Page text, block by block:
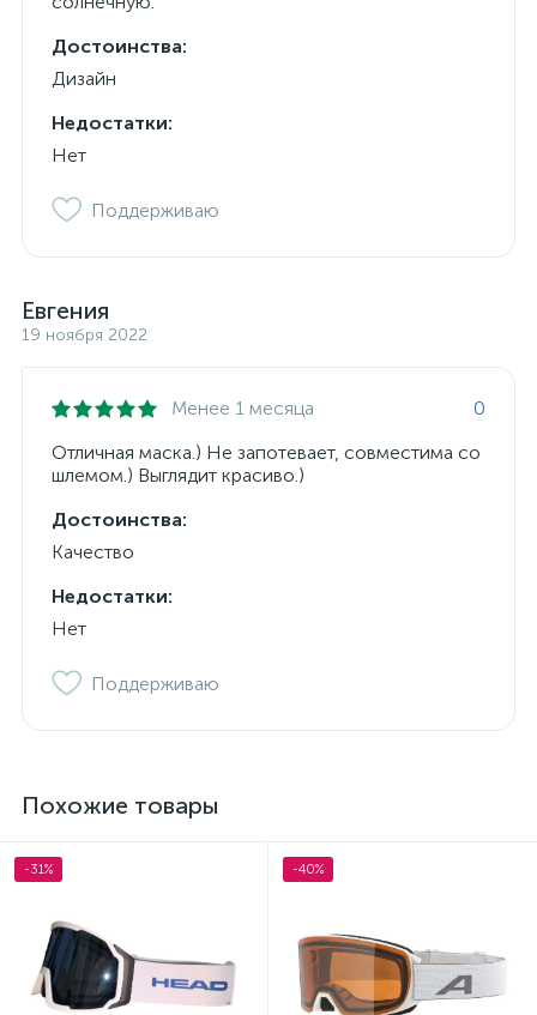
Достоинства:
Дизайн
Недостатки:
Нет
Поддерживаю
Евгения
19 ноября 2022
Менее 1 месяца
0
Отличная маска.) Не запотевает, совместима со
шлемом.) Выглядит красиво.)
Достоинства:
Качество
Недостатки:
Нет
Поддерживаю
Похожие товары
-31% -40%